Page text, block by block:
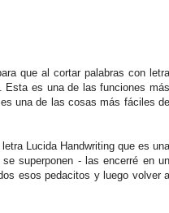
que al cortar palabras con letra
Esta es una de las funciones más
una de las cosas más fáciles de
Lucida Handwriting que es una
superponen - las encerré en un
esos pedacitos y luego volver a